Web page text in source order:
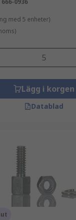
666-0936
med 5 enheter)
Lägg i korgen
Datablad